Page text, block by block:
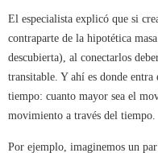
El especialista explicó que si
contraparte de la hipotética
descubierta), al conectarlos
transitable. Y ahí es donde
tiempo: cuanto mayor sea el
movimiento a través del tiempo.
Por ejemplo, imaginemos un